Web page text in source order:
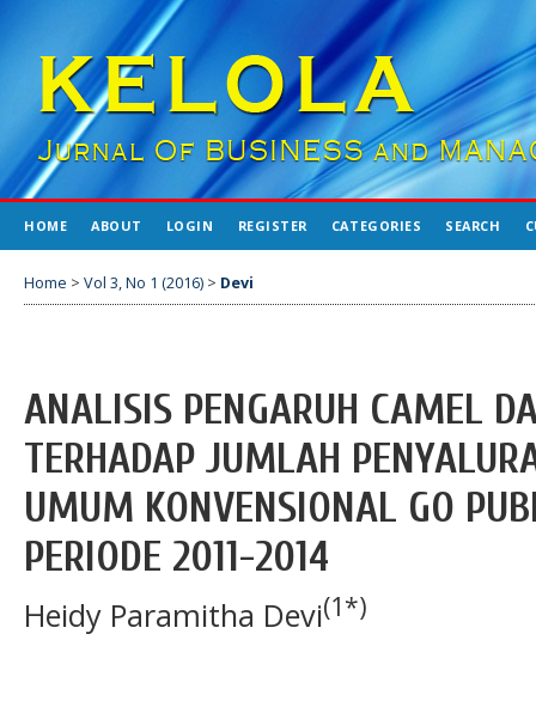
HOME ABOUT LOGIN REGISTER CATEGORIES SEARCH
Home > Vol 3, No 1 (2016) > Devi
ANALISIS PENGARUH CAMEL
TERHADAP JUMLAH
UMUM KONVENSIONAL GO
PERIODE 2011-2014
Heidy Paramitha Devi(1*)